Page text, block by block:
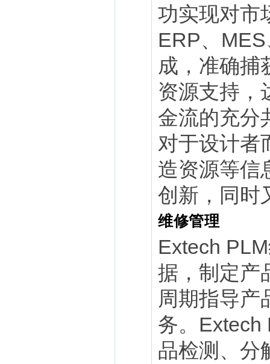
功实现对市
ERP、
成，准确捕
资源支持，
金流的充分
对于设计者
造资源等信
创新，同时
维修管理
Extech
据，制定产
周期指导产
务。Extech
品检测、分